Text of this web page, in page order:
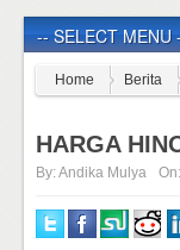
Home Berita
HARGA
By:Andika Mulya On: